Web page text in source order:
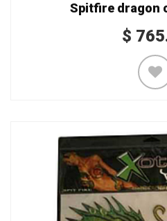
Spitfire dragon
$